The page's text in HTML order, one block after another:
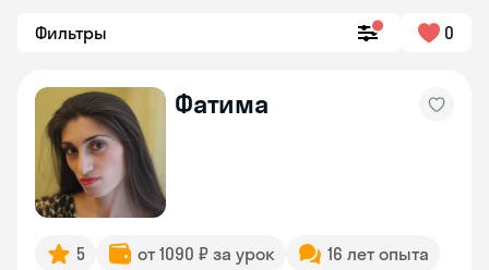
Фильтры 0
Фатима
5 от 1090 ₽ за урок
16 лет опыта